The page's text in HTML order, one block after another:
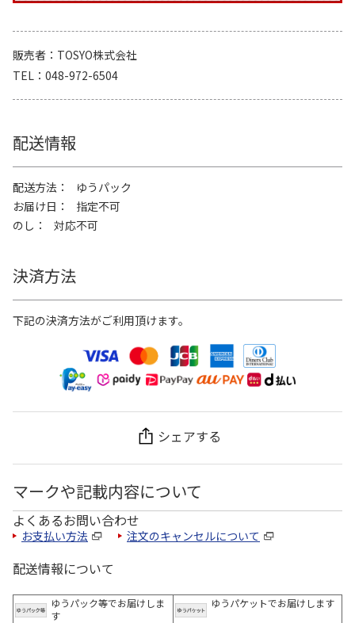
販売者
TOSYO株式会社
TEL
048-972-6504
配送情報
配送方法
ゆうパック
お届け日
指定不可
のし
対応不可
決済方法
下記の決済方法がご利用頂けます。
シェアする
マークや記載内容について
よくあるお問い合わせ
お支払い方法 注文のキャンセルについて
配送情報について
ゆうパック等でお届けしま
す
ゆうパケットでお届けします